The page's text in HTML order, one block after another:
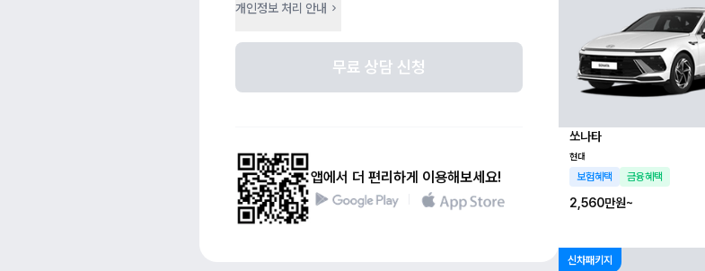
개인정보 처리 안내
무료 상담 신청
앱에서 더 편리하게 이용해보세요!
쏘나타
현대
보험혜택 금융혜택
2,560만원~
신차패키지